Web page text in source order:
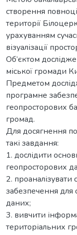
створення
території
урахуванням
візуалізації
Об’єктом
міської громади
Предметом
програмне
геопросторових
громад.
Для досягнення
такі завдання:
1. дослідити
геопросторових
2. проаналізувати
забезпечення для
даних;
3. вивчити
територіальних